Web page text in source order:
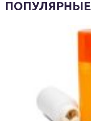
ПОПУЛЯРНЫЕ